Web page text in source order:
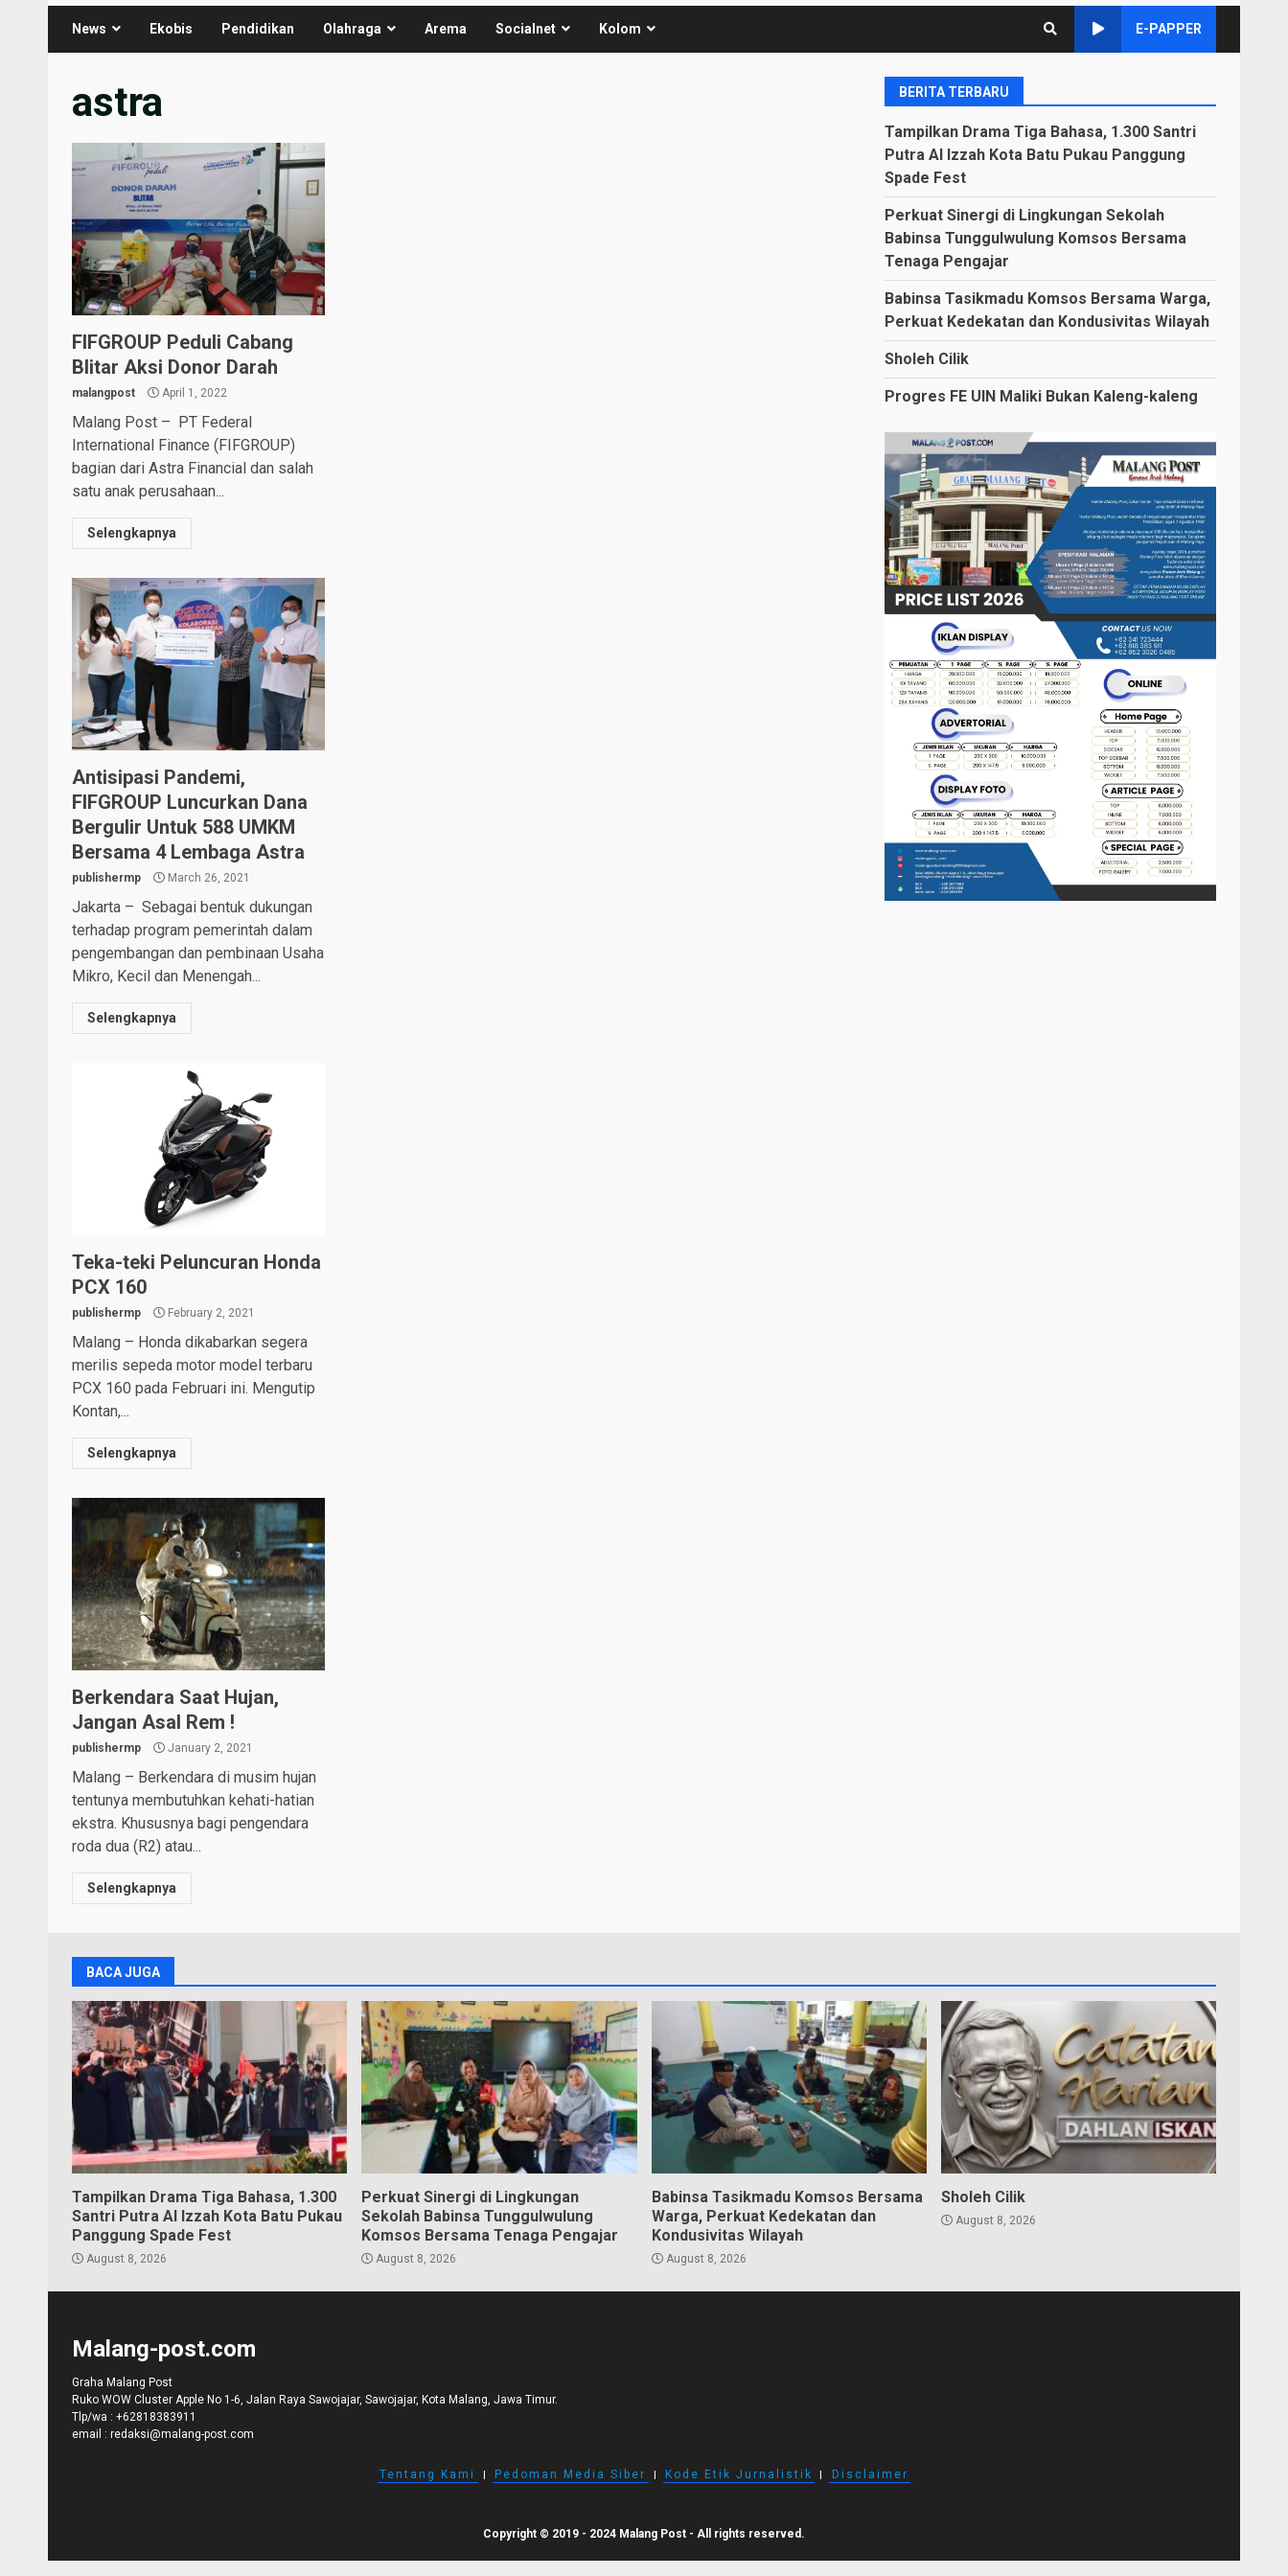
News Ekobis Pendidikan Olahraga Arema Socialnet Kolom E-PAPPER
astra
FIFGROUP Peduli Cabang
Blitar Aksi Donor Darah
malangpost April 1, 2022
Malang Post – PT Federal
International Finance (FIFGROUP)
bagian dari Astra Financial dan salah
satu anak perusahaan...
Selengkapnya
Antisipasi Pandemi,
FIFGROUP Luncurkan Dana
Bergulir Untuk 588 UMKM
Bersama 4 Lembaga Astra
publishermp March 26, 2021
Jakarta – Sebagai bentuk dukungan
terhadap program pemerintah dalam
pengembangan dan pembinaan Usaha
Mikro, Kecil dan Menengah...
Selengkapnya
Teka-teki Peluncuran Honda
PCX 160
publishermp February 2, 2021
Malang – Honda dikabarkan segera
merilis sepeda motor model terbaru
PCX 160 pada Februari ini. Mengutip
Kontan,...
Selengkapnya
Berkendara Saat Hujan,
Jangan Asal Rem !
publishermp January 2, 2021
Malang – Berkendara di musim hujan
tentunya membutuhkan kehati-hatian
ekstra. Khususnya bagi pengendara
roda dua (R2) atau...
Selengkapnya
BERITA TERBARU
Tampilkan Drama Tiga Bahasa, 1.300 Santri
Putra Al Izzah Kota Batu Pukau Panggung
Spade Fest
Perkuat Sinergi di Lingkungan Sekolah
Babinsa Tunggulwulung Komsos Bersama
Tenaga Pengajar
Babinsa Tasikmadu Komsos Bersama Warga,
Perkuat Kedekatan dan Kondusivitas Wilayah
Sholeh Cilik
Progres FE UIN Maliki Bukan Kaleng-kaleng
BACA JUGA
Tampilkan Drama Tiga Bahasa, 1.300
Santri Putra Al Izzah Kota Batu Pukau
Panggung Spade Fest
August 8, 2026
Perkuat Sinergi di Lingkungan
Sekolah Babinsa Tunggulwulung
Komsos Bersama Tenaga Pengajar
August 8, 2026
Babinsa Tasikmadu Komsos Bersama
Warga, Perkuat Kedekatan dan
Kondusivitas Wilayah
August 8, 2026
Sholeh Cilik
August 8, 2026
Malang-post.com
Graha Malang Post
Ruko WOW Cluster Apple No 1-6, Jalan Raya Sawojajar, Sawojajar, Kota Malang, Jawa Timur.
Tlp/wa : +62818383911
email : redaksi@malang-post.com
Tentang Kami I Pedoman Media Siber I Kode Etik Jurnalistik I Disclaimer
Copyright © 2019 - 2024 Malang Post - All rights reserved.